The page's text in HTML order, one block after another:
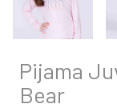
Pijama
Bear